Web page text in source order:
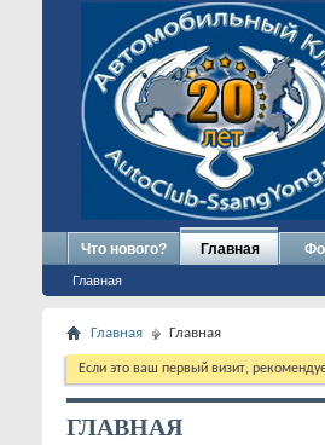
Что нового? Главная
Главная
Главная Главная
Если это ваш первый визит,
ГЛАВНАЯ